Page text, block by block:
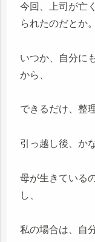
今回、上司が亡
られたのだとか。
いつか、自分に
から、
できるだけ、整
引っ越し後、か
母が生きている
し、
私の場合は、自